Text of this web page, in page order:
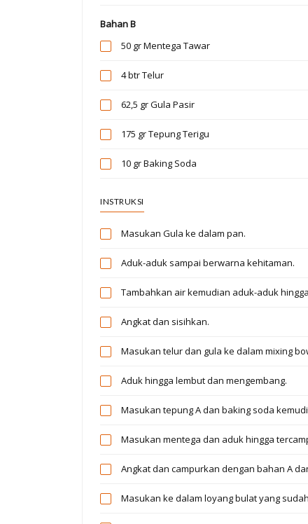
Bahan B
50 grMentega Tawar
4 btrTelur
62,5 grGula Pasir
175 grTepung Terigu
10 grBaking Soda
INSTRUKSI
Masukan Gula ke dalam pan.
Aduk-aduk sampai berwarna kehitaman.
Tambahkan air kemudian aduk-aduk
Angkat dan sisihkan.
Masukan telur dan gula ke dalam mixing
Aduk hingga lembut dan mengembang.
Masukan tepung A dan baking soda
Masukan mentega dan aduk hingga
Angkat dan campurkan dengan bahan A
Masukan ke dalam loyang bulat yang